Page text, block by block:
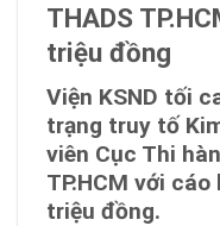
THADS
triệu đồng
Viện KSND tối
trạng truy tố
viên Cục Thi
TP.HCM với
triệu đồng.